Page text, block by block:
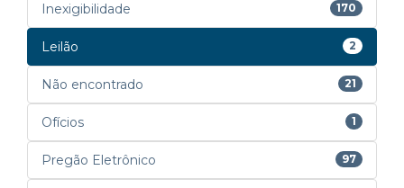
Inexigibilidade 170
Leilão 2
Não encontrado 21
Ofícios 1
Pregão Eletrônico 97